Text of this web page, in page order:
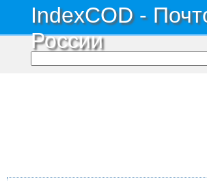
IndexCOD -
России